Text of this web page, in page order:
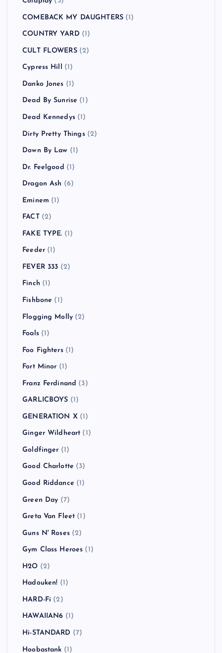
COMEBACK MY DAUGHTERS (1)
COUNTRY YARD (1)
CULT FLOWERS(2)
Cypress Hill (1)
Danko Jones (1)
Dead By Sunrise (1)
Dead Kennedys(1)
Dirty Pretty Things(2)
Down By Law (1)
Dr. Feelgood (1)
Dragon Ash (6)
Eminem (1)
FACT(2)
FAKE TYPE. (1)
Feeder(1)
FEVER 333 (2)
Finch (1)
Fishbone (1)
Flogging Molly (2)
Foals(1)
Foo Fighters(1)
Fort Minor (1)
Franz Ferdinand (3)
GARLICBOYS (1)
GENERATION X (1)
Ginger Wildheart (1)
Goldfinger (1)
Good Charlotte (3)
Good Riddance (1)
Green Day (7)
Greta Van Fleet (1)
Guns N' Roses(2)
Gym Class Heroes (1)
H2O (2)
Hadouken! (1)
HARD-Fi (2)
HAWAIIAN6 (1)
Hi-STANDARD (7)
Hoobastank (1)